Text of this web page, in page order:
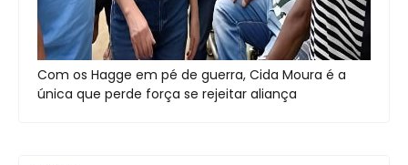
Com os Hagge em pé de guerra, Cida Moura é a
única que perde força se rejeitar aliança